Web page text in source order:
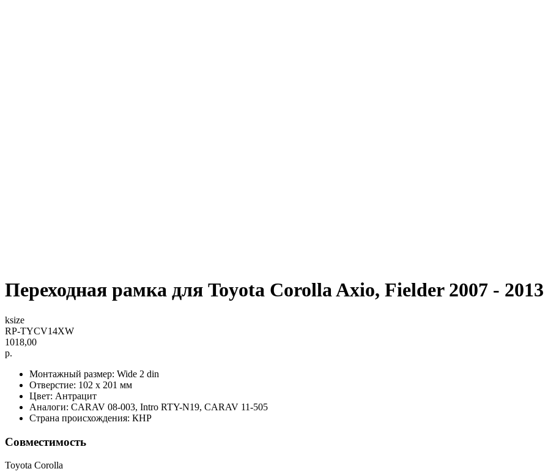
Переходная рамка для Toyota Corolla Axio, Fielder 2007 -
ksize
RP-TYCV14XW
1018,00
р.
Монтажный размер: Wide 2 din
Отверстие: 102 х 201 мм
Цвет: Антрацит
Аналоги: CARAV 08-003, Intro RTY-N19, CARAV 11-505
Страна происхождения: КНР
Совместимость
Toyota Corolla